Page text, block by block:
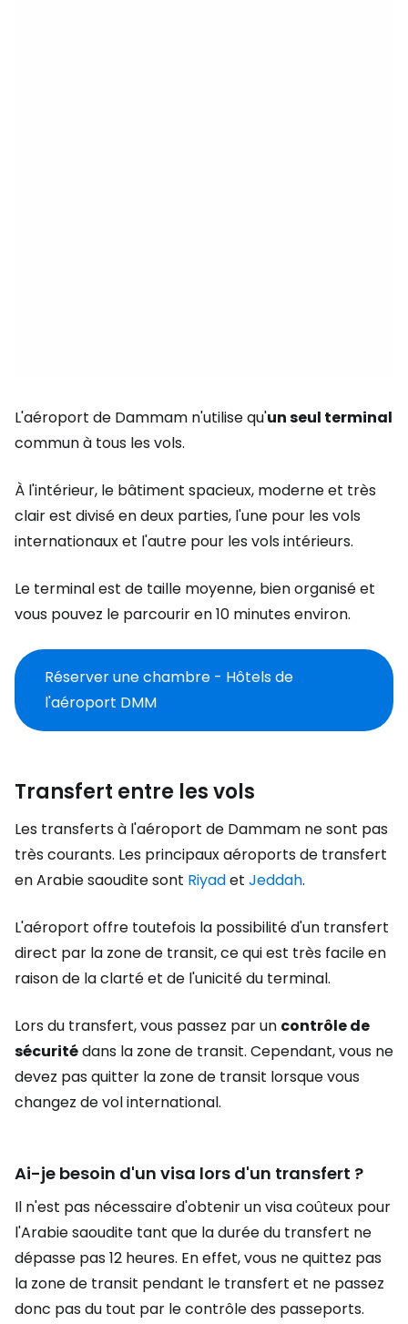
L'aéroport de Dammam n'utilise qu'un seul terminal
commun à tous les vols.
À l'intérieur, le bâtiment spacieux, moderne et très
clair est divisé en deux parties, l'une pour les vols
internationaux et l'autre pour les vols intérieurs.
Le terminal est de taille moyenne, bien organisé et
vous pouvez le parcourir en 10 minutes environ.
Réserver une chambre - Hôtels de
l'aéroport DMM
Transfert entre les vols
Les transferts à l'aéroport de Dammam ne sont pas
très courants. Les principaux aéroports de transfert
en Arabie saoudite sont Riyadet Jeddah.
L'aéroport offre toutefois la possibilité d'un transfert
direct par la zone de transit, ce qui est très facile en
raison de la clarté et de l'unicité du terminal.
Lors du transfert, vous passez par un contrôle de
sécuritédans la zone de transit. Cependant, vous ne
devez pas quitter la zone de transit lorsque vous
changez de vol international.
Ai-je besoin d'un visa lors d'un transfert ?
Il n'est pas nécessaire d'obtenir un visa coûteux pour
l'Arabie saoudite tant que la durée du transfert ne
dépasse pas 12 heures. En effet, vous ne quittez pas
la zone de transit pendant le transfert et ne passez
donc pas du tout par le contrôle des passeports.